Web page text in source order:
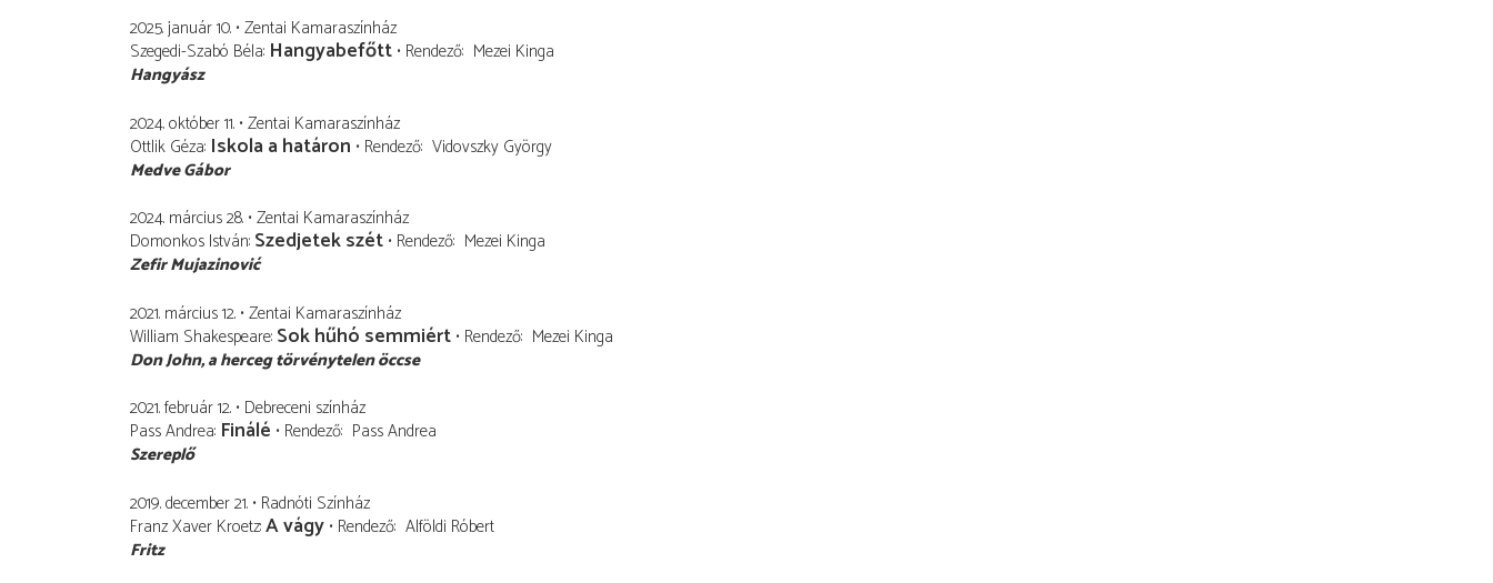
2025. január 10. Zentai Kamaraszínház
Szegedi-Szabó Béla Hangyabefőtt Rendező Mezei Kinga
Hangyász
2024. október 11. Zentai Kamaraszínház
Ottlik Géza Iskola a határon Rendező Vidovszky György
Medve Gábor
2024. március 28. Zentai Kamaraszínház
Domonkos István Szedjetek szét Rendező Mezei Kinga
Zefir Mujazinović
2021. március 12. Zentai Kamaraszínház
William Shakespeare Sok hűhó semmiért Rendező Mezei Kinga
Don John a herceg törvénytelen öccse
2021. február 12. Debreceni színház
Pass Andrea Finálé Rendező Pass Andrea
Szereplő
2019. december 21. Radnóti Színház
Franz Xaver Kroetz A vágy Rendező Alföldi Róbert
Fritz